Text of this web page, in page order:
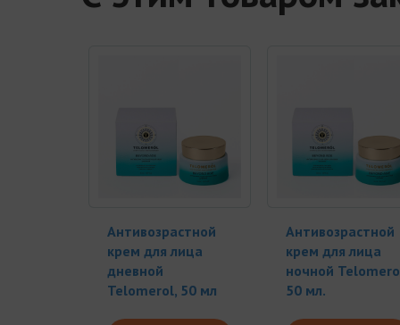
Антивозрастной
крем для лица
дневной
Telomerol, 50 мл
Антивозрастной
крем для лица
ночной
50 мл.